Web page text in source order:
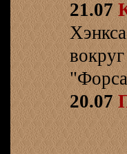
21.07
20.07